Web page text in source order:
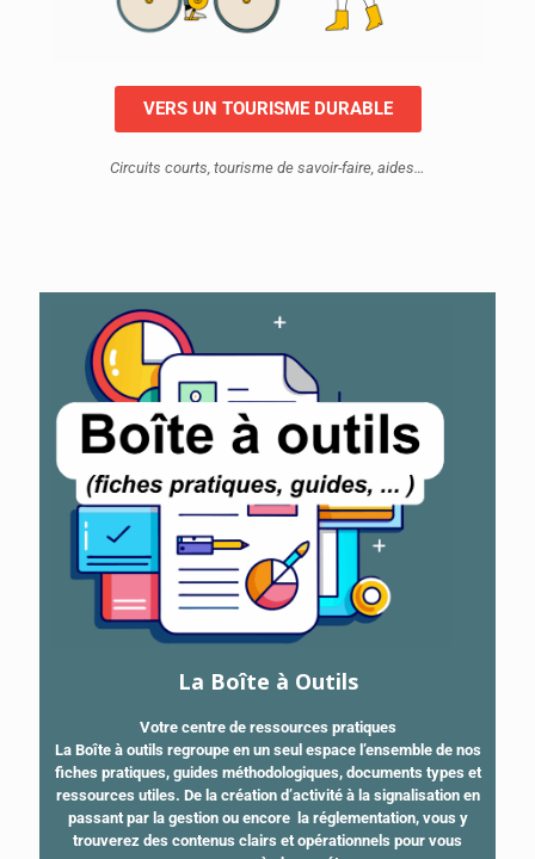
VERS UN TOURISME DURABLE
Circuits courts, tourisme de savoir-faire, aides…
La Boîte à Outils
Votre centre de ressources pratiques
La Boîte à outils regroupe en un seul espace l’ensemble de nos
fiches pratiques, guides méthodologiques, documents types et
ressources utiles. De la création d’activité à la signalisation en
passant par la gestion ou encore la réglementation, vous y
trouverez des contenus clairs et opérationnels pour vous